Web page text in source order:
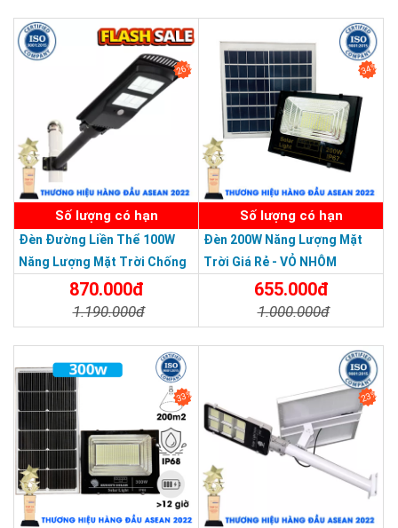
SẢN PHẨM DỊCH VỤ CHẤT LƯỢNG ASEAN 2019
26%
Số lượng có hạn
Đèn Đường Liền Thể 100W
Năng Lượng Mặt Trời Chống
Nước Giá Rẻ870.000đ
1.190.000đ
34%
Số lượng có hạn
Đèn 200W Năng Lượng Mặt
Trời Giá Rẻ - VỎ NHÔM
655.000đ
1.000.000đ
33% 23%